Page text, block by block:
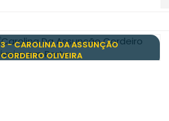
3 - CAROLINA DA ASSUNÇÃO
CORDEIRO OLIVEIRA